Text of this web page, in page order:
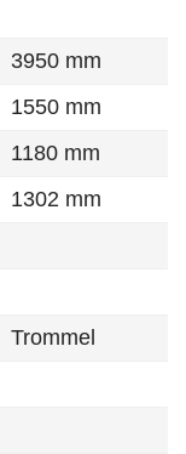
3950 mm
1550 mm
1180 mm
1302 mm
Trommel